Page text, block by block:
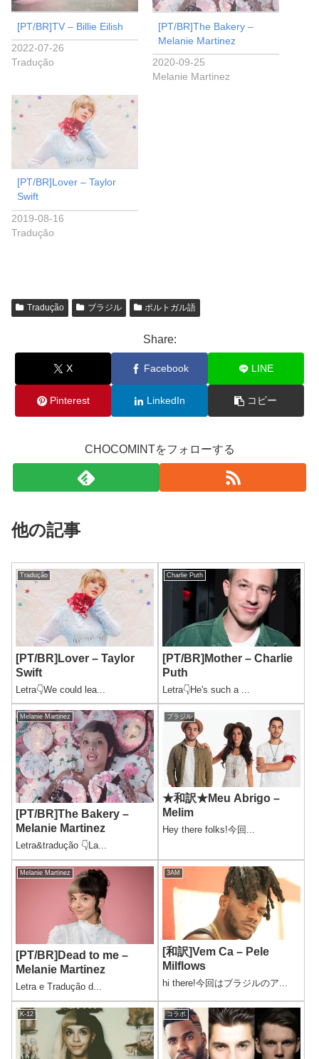
[PT/BR]TV – Billie Eilish
2022-07-26
Tradução
[PT/BR]The Bakery –
Melanie Martinez
2020-09-25
Melanie Martinez
[PT/BR]Lover – Taylor
Swift
2019-08-16
Tradução
Tradução ブラジル ポルトガル語
Share:
X Facebook LINE
Pinterest LinkedIn コピー
CHOCOMINTをフォローする
他の記事
Tradução
[PT/BR]Lover – Taylor
Swift
Letra👇We could lea...
Charlie Puth
[PT/BR]Mother – Charlie
Puth
Letra👇He's such a ...
Melanie Martinez
[PT/BR]The Bakery –
Melanie Martinez
Letra&tradução 👇La...
ブラジル
★和訳★Meu Abrigo –
Melim
Hey there folks!今回...
Melanie Martinez
[PT/BR]Dead to me –
Melanie Martinez
Letra e Tradução d...
3AM
[和訳]Vem Ca – Pele
Milflows
hi there!今回はブラジルのア...
K-12 コラボ